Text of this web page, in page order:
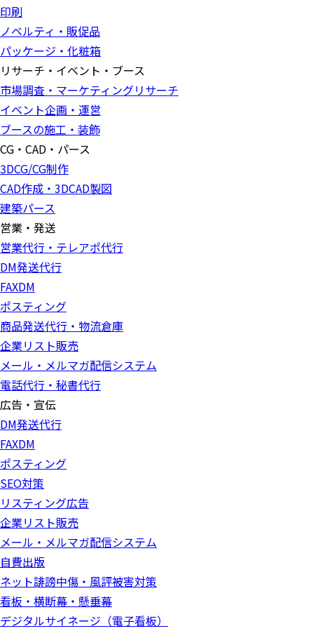
印刷
ノベルティ・販促品
パッケージ・化粧箱
リサーチ・イベント・ブース
市場調査・マーケティングリサーチ
イベント企画・運営
ブースの施工・装飾
CG・CAD・パース
3DCG/CG制作
CAD作成・3DCAD製図
建築パース
営業・発送
営業代行・テレアポ代行
DM発送代行
FAXDM
ポスティング
商品発送代行・物流倉庫
企業リスト販売
メール・メルマガ配信システム
電話代行・秘書代行
広告・宣伝
DM発送代行
FAXDM
ポスティング
SEO対策
リスティング広告
企業リスト販売
メール・メルマガ配信システム
自費出版
ネット誹謗中傷・風評被害対策
看板・横断幕・懸垂幕
デジタルサイネージ（電子看板）